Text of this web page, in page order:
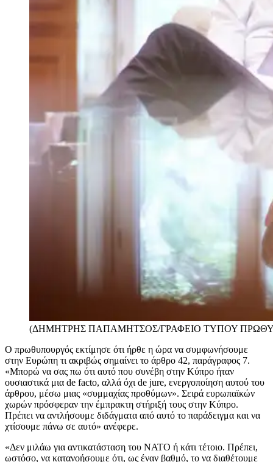
(ΔΗΜΗΤΡΗΣ ΠΑΠΑΜΗΤΣΟΣ/ΓΡΑΦΕΙΟ ΤΥΠΟΥ
Ο πρωθυπουργός εκτίμησε ότι ήρθε η ώρα να συμφωνήσουμε
στην Ευρώπη τι ακριβώς σημαίνει το άρθρο 42, παράγραφος 7.
«Μπορώ να σας πω ότι αυτό που συνέβη στην Κύπρο ήταν
ουσιαστικά μια de facto, αλλά όχι de jure, ενεργοποίηση αυτού του
άρθρου, μέσω μιας «συμμαχίας προθύμων». Σειρά ευρωπαϊκών
χωρών πρόσφεραν την έμπρακτη στήριξή τους στην Κύπρο.
Πρέπει να αντλήσουμε διδάγματα από αυτό το παράδειγμα και να
χτίσουμε πάνω σε αυτό» ανέφερε.
«Δεν μιλάω για αντικατάσταση του ΝΑΤΟ ή κάτι τέτοιο. Πρέπει,
ωστόσο, να κατανοήσουμε ότι, ως έναν βαθμό, το να διαθέτουμε